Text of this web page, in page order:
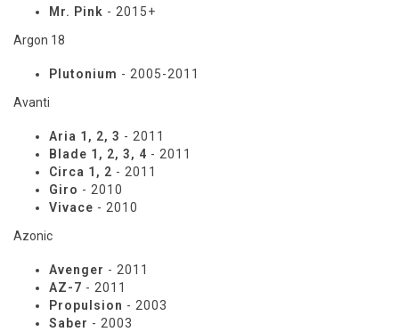
Mr. Pink - 2015+
Argon 18
Plutonium - 2005-2011
Avanti
Aria 1, 2, 3 - 2011
Blade 1, 2, 3, 4 - 2011
Circa 1, 2 - 2011
Giro - 2010
Vivace - 2010
Azonic
Avenger - 2011
AZ-7 - 2011
Propulsion - 2003
Saber - 2003